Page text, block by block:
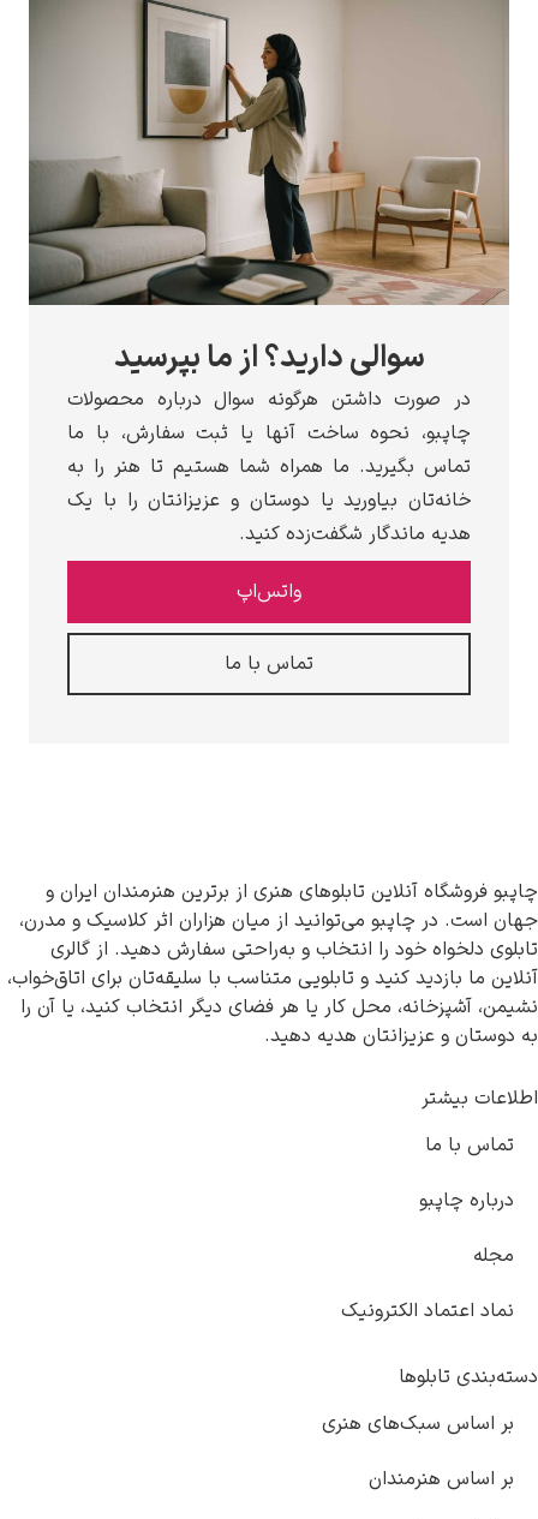
سوالی دارید؟ از ما بپرسید
در صورت داشتن هرگونه سوال درباره محصولات
چاپبو، نحوه ساخت آنها یا ثبت سفارش، با ما
تماس بگیرید. ما همراه شما هستیم تا هنر را به
خانه‌تان بیاورید یا دوستان و عزیزانتان را با یک
هدیه ماندگار شگفت‌زده کنید.
تماس با ما
آنلاین تابلوهای هنری از برترین هنرمندان ایران و
در چاپبو می‌توانید از میان هزاران اثر کلاسیک و مدرن،
خود را انتخاب و به‌راحتی سفارش دهید. از گالری
بازدید کنید و تابلویی متناسب با سلیقه‌تان برای اتاق‌خواب،
محل کار یا هر فضای دیگر انتخاب کنید، یا آن را
و عزیزانتان هدیه دهید.
ما
چاپبو
الکترونیک
تابلوها
سبک‌های هنری
هنرمندان